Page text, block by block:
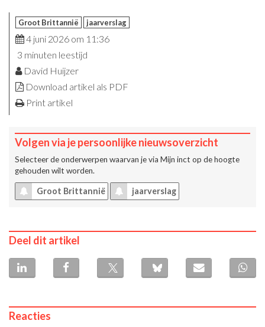
Groot Brittannië jaarverslag
4 juni 2026 om 11:36
3 minuten leestijd
David Huijzer
Download artikel als PDF
Print artikel
Volgen via je persoonlijke nieuwsoverzicht
Selecteer de onderwerpen waarvan je via Mijn inct op de hoogte
gehouden wilt worden.
Groot Brittannië jaarverslag
Deel dit artikel
Reacties